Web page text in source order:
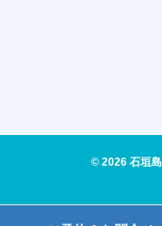
© 2026 石垣島